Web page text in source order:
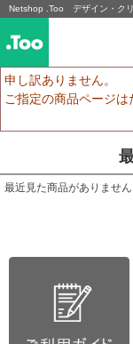
Netshop .Too デザイン・ク
申し訳ありません。
ご指定の商品ページは
最近見た商品がありません